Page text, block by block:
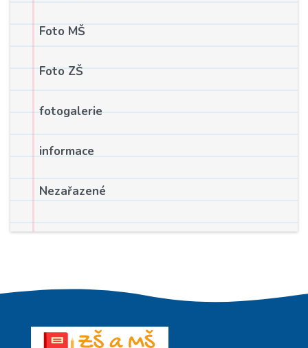
Foto MŠ
Foto ZŠ
fotogalerie
informace
Nezařazené